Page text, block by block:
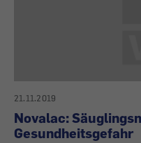
21.11.2019
Novalac:
Gesundheitsgefahr